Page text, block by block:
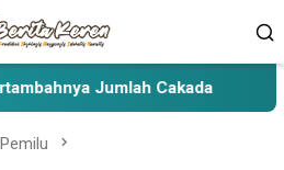
Jumlah Cakada